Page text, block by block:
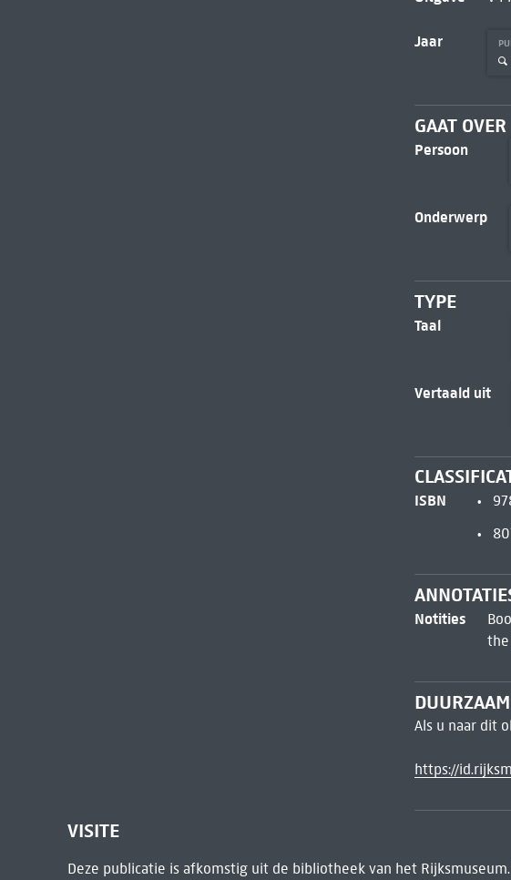
Jaar
GAAT OVER
Persoon
Onderwerp
TYPE
Taal
Vertaald uit
ISBN
Notities
the
Als u naar dit
https://
VISITE
Deze publicatie is afkomstig uit de bibliotheek van het